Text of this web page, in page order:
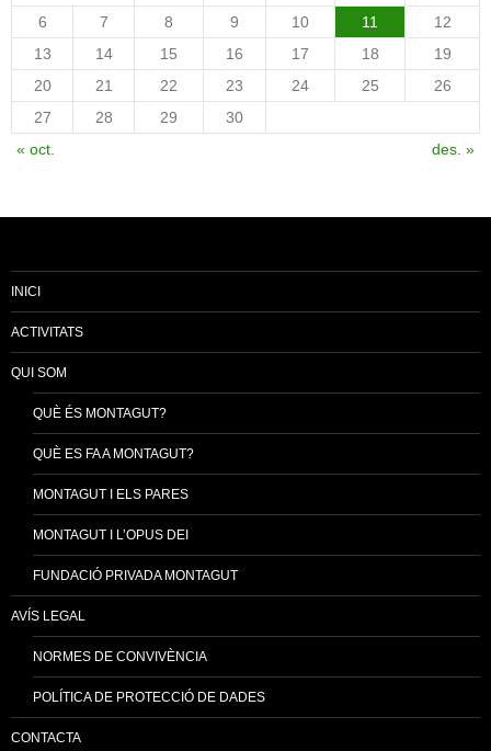
6
7 8 9 10 11
12
13
14 15 16 17 18
19
20
21 22 23 24 25
26
27
28 29
30
« oct.
des. »
INICI
ACTIVITATS
QUI SOM
QUÈ ÉS MONTAGUT?
QUÈ ES FA A MONTAGUT?
MONTAGUT I ELS PARES
MONTAGUT I L’OPUS DEI
FUNDACIÓ PRIVADA MONTAGUT
AVÍS LEGAL
NORMES DE CONVIVÈNCIA
POLÍTICA DE PROTECCIÓ DE DADES
CONTACTA